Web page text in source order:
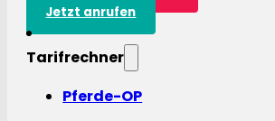
Jetzt anrufen
Tarifrechner
Pferde-OP